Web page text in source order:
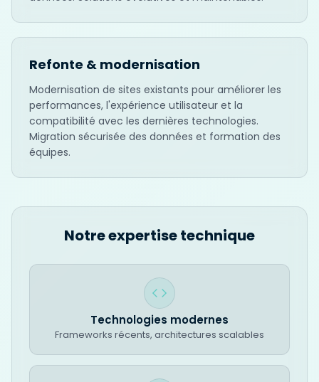
Refonte & modernisation
Modernisation de sites existants pour améliorer les
performances, l'expérience utilisateur et la
compatibilité avec les dernières technologies.
Migration sécurisée des données et formation des
équipes.
Notre expertise technique
Technologies modernes
Frameworks récents, architectures scalables